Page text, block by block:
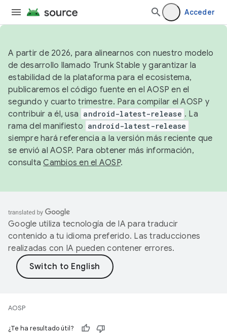
Acceder
A partir de 2026, para alinearnos con nuestro modelo
de desarrollo llamado Trunk Stable y garantizar la
estabilidad de la plataforma para el ecosistema,
publicaremos el código fuente en el AOSP en el
segundo y cuarto trimestre. Para compilar el AOSP y
contribuir a él, usa android-latest-release . La
rama del manifiesto android-latest-release
siempre hará referencia a la versión más reciente que
se envió al AOSP. Para obtener más información,
consultaCambios en el AOSP.
Google utiliza tecnología de IA para traducir
contenido a tu idioma preferido. Las traducciones
realizadas con IA pueden contener errores.
AOSP
¿Te ha resultado útil?